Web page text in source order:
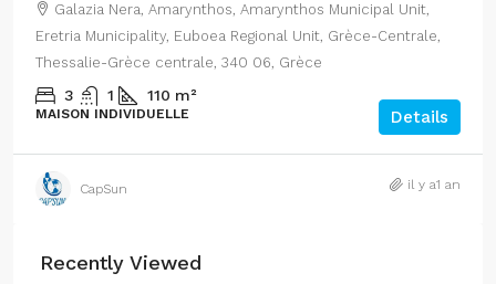
Galazia Nera, Amarynthos, Amarynthos Municipal Unit,
Eretria Municipality, Euboea Regional Unit, Grèce-Centrale,
Thessalie-Grèce centrale, 340 06, Grèce
3 1 110 m²
MAISON INDIVIDUELLE Details
CapSun il y a1 an
Recently Viewed